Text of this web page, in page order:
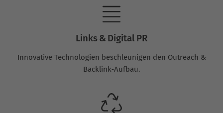
Links & Digital PR
Innovative Technologien beschleunigen den Outreach &
Backlink‑Aufbau.